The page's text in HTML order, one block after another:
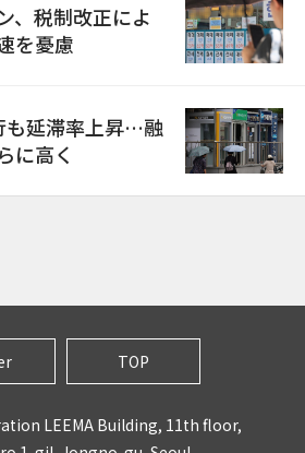
、税制改正によ
を憂慮
も延滞率上昇…融
に高く
TOP
LEEMA Building, 11th floor,